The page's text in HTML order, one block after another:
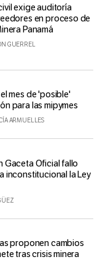
exige auditoría
en proceso de
Panamá
GUERREL
mes de 'posible'
para las mipymes
ARMUELLES
Gaceta Oficial fallo
inconstitucional la Ley
proponen cambios
tras crisis minera